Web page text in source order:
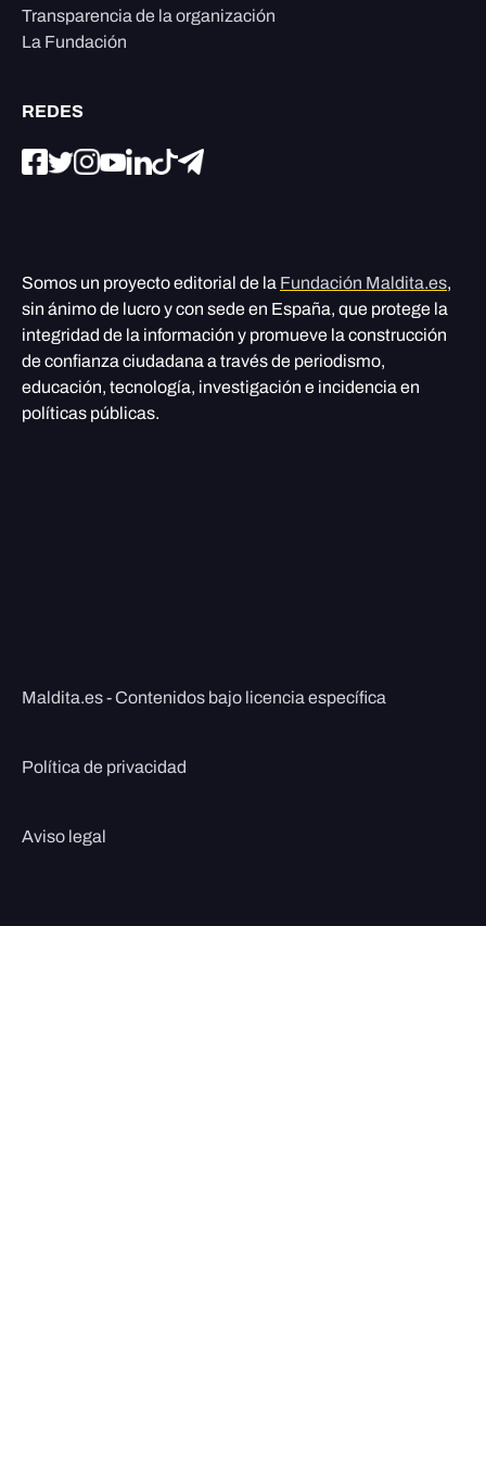
Transparencia de la organización
La Fundación
REDES
Somos un proyecto editorial de la Fundación Maldita.es,
sin ánimo de lucro y con sede en España, que protege la
integridad de la información y promueve la construcción
de confianza ciudadana a través de periodismo,
educación, tecnología, investigación e incidencia en
políticas públicas.
Maldita.es - Contenidos bajo licencia específica
Política de privacidad
Aviso legal